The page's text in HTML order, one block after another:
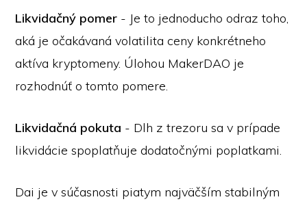
Likvidačný pomer - Je to jednoducho odraz toho,
aká je očakávaná volatilita ceny konkrétneho
aktíva kryptomeny. Úlohou MakerDAO je
rozhodnúť o tomto pomere.
Likvidačná pokuta - Dlh z trezoru sa v prípade
likvidácie spoplatňuje dodatočnými poplatkami.
Dai je v súčasnosti piatym najväčším stabilným